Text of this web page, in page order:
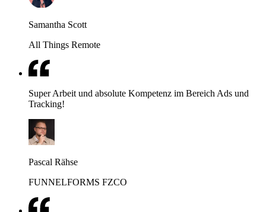
Samantha Scott
All Things Remote
Super Arbeit und absolute Kompetenz im Bereich Ads und
Tracking!
Pascal Rähse
FUNNELFORMS FZCO